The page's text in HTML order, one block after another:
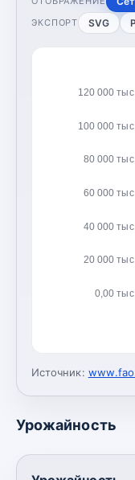
ЭКСПОРТ SVG
0,00
20 000
40 000
60 000
80 000
100 000
120 000
Источник:
Урожайность